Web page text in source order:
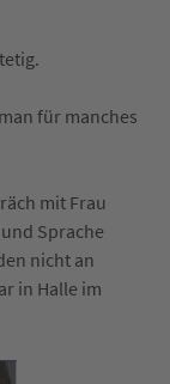
für manches
mit Frau
Sprache
nicht an
in Halle im